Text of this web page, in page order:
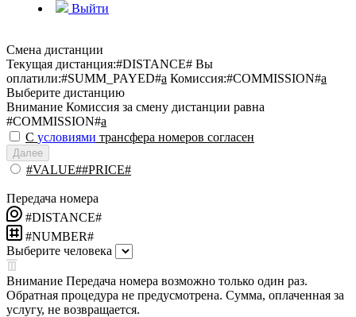
Выйти
Смена дистанции
Текущая дистанция:#DISTANCE# Вы
оплатили:#SUMM_PAYED#a Комиссия:#COMMISSION#a
Выберите дистанцию
Внимание Комиссия за смену дистанции равна
#COMMISSION#a
С условиями трансфера номеров согласен
Далее
#VALUE##PRICE#
Передача номера
#DISTANCE#
#NUMBER#
Выберите человека
Внимание Передача номера возможно только один раз.
Обратная процедура не предусмотрена. Сумма, оплаченная за
услугу, не возвращается.